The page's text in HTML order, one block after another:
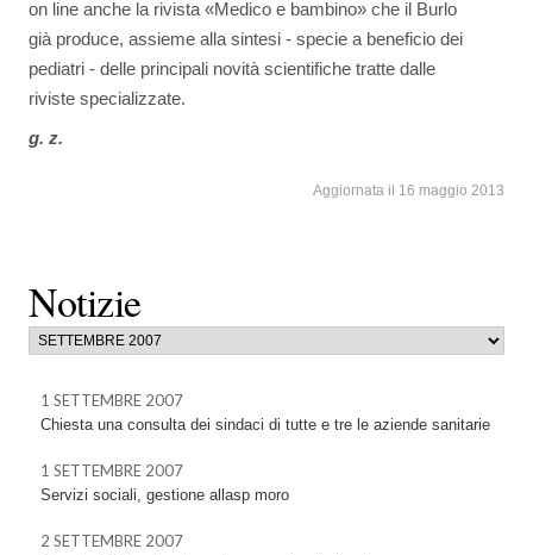
Notizie
1 SETTEMBRE 2007
Chiesta una consulta dei sindaci di tutte e tre le aziende sanitarie
1 SETTEMBRE 2007
Servizi sociali, gestione allasp moro
2 SETTEMBRE 2007
on line anche la rivista «Medico e bambino» che il Burlo
già produce, assieme alla sintesi - specie a beneficio dei
pediatri - delle principali novità scientifiche tratte dalle
riviste specializzate.
g. z.
Aggiornata il 16 maggio 2013